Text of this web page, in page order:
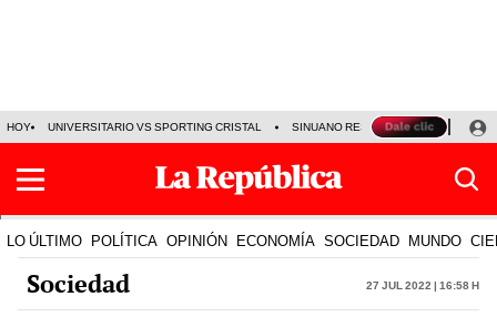
HOY UNIVERSITARIO VS SPORTING CRISTAL SINUANO RESULTADOS HOY
LO ÚLTIMO POLÍTICA OPINIÓN ECONOMÍA SOCIEDAD MUNDO
Sociedad 27 Jul 2022 | 16:58 h